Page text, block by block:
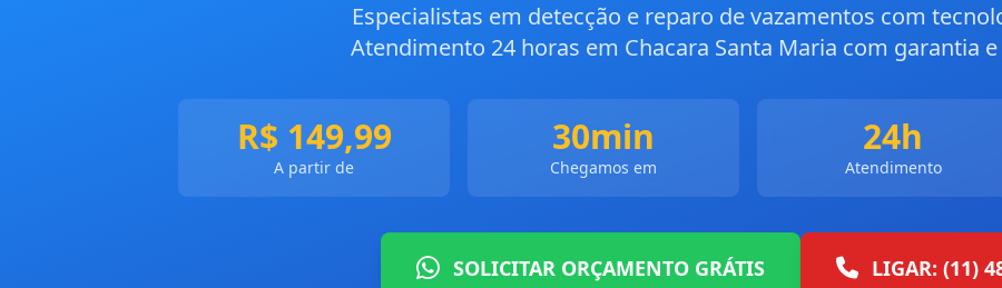
Especialistas em detecção e reparo de vazamentos com
Atendimento 24 horas em Chacara Santa Maria com garantia
R$ 149,99
A partir de
30min
Chegamos em
24h
Atendimento
SOLICITAR ORÇAMENTO GRÁTIS LIGAR: (11)